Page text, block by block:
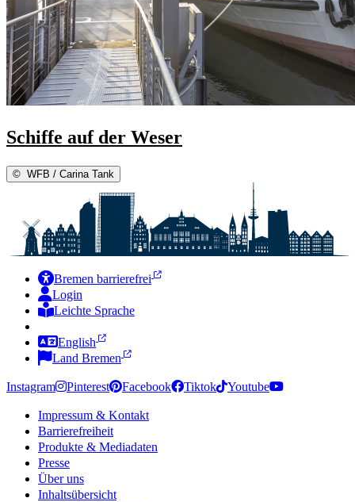
Schiffe auf der Weser
© WFB / Carina Tank
Bremen barrierefrei
Login
Leichte Sprache
English
Land Bremen
Instagram Pinterest Facebook Tiktok Youtube
Impressum & Kontakt
Barrierefreiheit
Produkte & Mediadaten
Presse
Über uns
Inhaltsübersicht